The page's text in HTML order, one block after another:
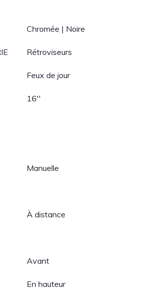
Chromée | Noire
Rétroviseurs
Feux de jour
16''
Manuelle
À distance
Avant
En hauteur